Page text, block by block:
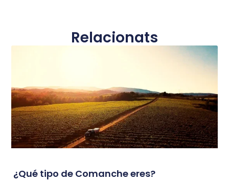
Relacionats
¿Qué tipo de Comanche eres?